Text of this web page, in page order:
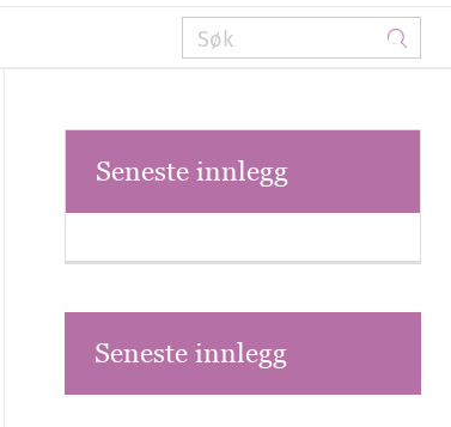
Seneste innlegg
Seneste innlegg